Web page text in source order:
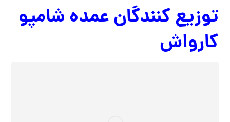
توزیع کنندگان عمده شامپو
کارواش